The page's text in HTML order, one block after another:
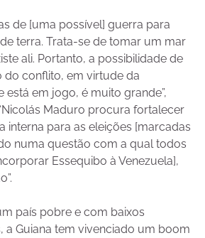
de [uma possível] guerra para
terra. Trata-se de tomar um mar
ali. Portanto, a possibilidade de
do conflito, em virtude da
está em jogo, é muito grande”,
Maduro procura fortalecer
interna para as eleições [marcadas
numa questão com a qual todos
Essequibo à Venezuela],
país pobre e com baixos
a Guiana tem vivenciado um boom